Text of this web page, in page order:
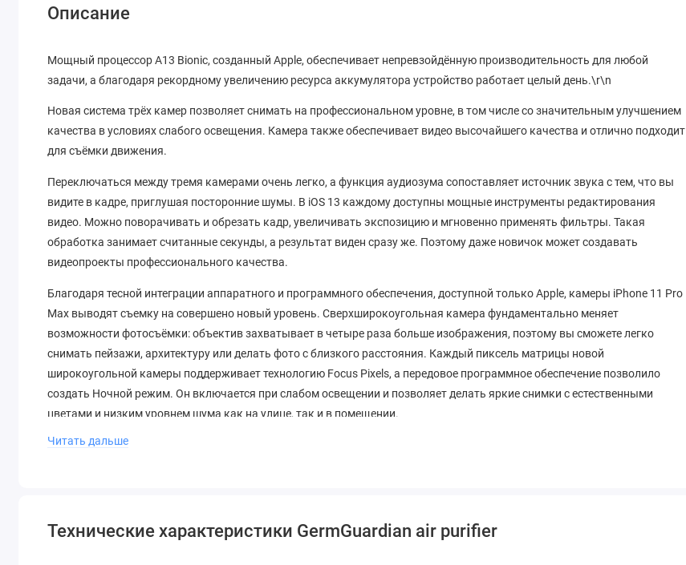
Описание
Мощный процессор A13 Bionic, созданный Apple, обеспечивает непревзойдённую производительность для любой
задачи, а благодаря рекордному увеличению ресурса аккумулятора устройство работает целый день.\r\n
Новая система трёх камер позволяет снимать на профессиональном уровне, в том числе со значительным улучшением
качества в условиях слабого освещения. Камера также обеспечивает видео высочайшего качества и отлично подходит
для съёмки движения.
Переключаться между тремя камерами очень легко, а функция аудиозума сопоставляет источник звука с тем, что вы
видите в кадре, приглушая посторонние шумы. В iOS 13 каждому доступны мощные инструменты редактирования
видео. Можно поворачивать и обрезать кадр, увеличивать экспозицию и мгновенно применять фильтры. Такая
обработка занимает считанные секунды, а результат виден сразу же. Поэтому даже новичок может создавать
видеопроекты профессионального качества.
Благодаря тесной интеграции аппаратного и программного обеспечения, доступной только Apple, камеры iPhone 11 Pro
Max выводят съемку на совершено новый уровень. Сверхширокоугольная камера фундаментально меняет
возможности фотосъёмки: объектив захватывает в четыре раза больше изображения, поэтому вы сможете легко
снимать пейзажи, архитектуру или делать фото с близкого расстояния. Каждый пиксель матрицы новой
широкоугольной камеры поддерживает технологию Focus Pixels, а передовое программное обеспечение позволило
создать Ночной режим. Он включается при слабом освещении и позволяет делать яркие снимки с естественными
цветами и низким уровнем шума как на улице, так и в помещении.
\r\n
Читать дальше
Технические характеристики GermGuardian air purifier